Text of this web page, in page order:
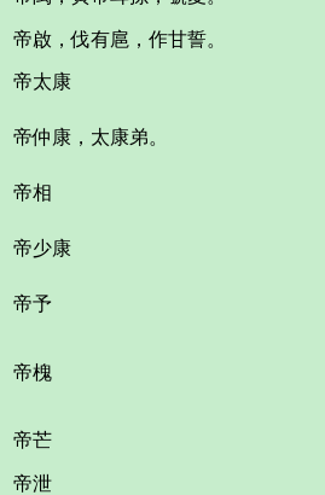
帝啟，伐有扈，作甘誓。
帝太康
帝仲康，太康弟。
帝相
帝少康
帝予
帝槐
帝芒
帝泄